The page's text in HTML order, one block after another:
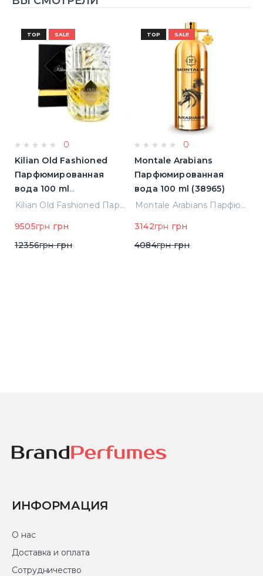
TOP SALE
0
Kilian Old Fashioned
Парфюмированная
вода 100 ml
(3700550240723)
Kilian Old Fashioned Парфюмированная вода 100 ml (3700550240723)
9505грн грн
12356грнгрн
TOP SALE
0
Montale Arabians
Парфюмированная
вода 100 ml (38965)
Montale Arabians Парфюмированная вода 100 ml (38965)
3142грн грн
4084грнгрн
ИНФОРМАЦИЯ
О нас
Доставка и оплата
Сотрудничество